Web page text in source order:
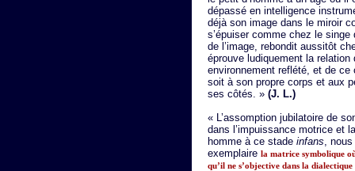
dépassé en intelligence
déjà son image dans le miroir
s’épuiser comme chez le
de l’image, rebondit aussitôt
éprouve ludiquement la
environnement reflété, et de ce
soit à son propre corps et aux
ses côtés. » (J. L.)
« L’assomption jubilatoire de
dans l’impuissance motrice et
homme à ce stade infans,
exemplaire la matrice symbolique
qu’il ne s’objective dans la